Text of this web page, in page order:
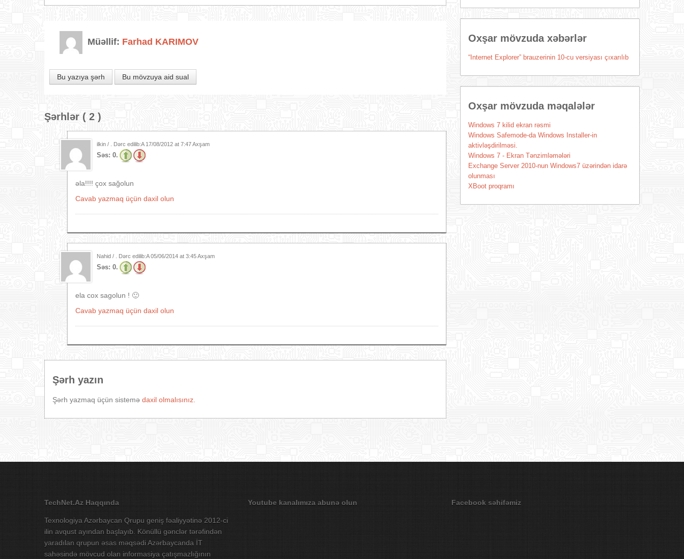
Müəllif: Farhad KARIMOV
Bu yazıya şərh Bu mövzuya aid sual
Şərhlər ( 2 )
ilkin / . Dərc edilib:A 17/08/2012 at 7:47 Axşam
Səs: 0.
əla!!!! çox sağolun
Cavab yazmaq üçün daxil olun
Nahid / . Dərc edilib:A05/06/2014 at 3:45 Axşam
Səs: 0.
ela cox sagolun ! 🙂
Cavab yazmaq üçün daxil olun
Şərh yazın
Şərh yazmaq üçün sistemə daxil olmalısınız.
Oxşar mövzuda xəbərlər
“Internet Explorer” brauzerinin 10-cu versiyası çıxarılıb
Oxşar mövzuda məqalələr
Windows 7 kilid ekran rəsmi
Windows Safemode-da Windows Installer-in
aktivləşdirilməsi.
Windows 7 - Ekran Tənzimləmələri
Exchange Server 2010-nun Windows7 üzərindən idarə
olunması
XBoot proqramı
TechNet.Az Haqqında
Texnologiya Azərbaycan Qrupu geniş fəaliyyətinə 2012-ci
ilin avqust ayından başlayıb. Könüllü gənclər tərəfindən
yaradılan qrupun əsas məqsədi Azərbaycanda İT
sahəsində mövcud olan informasiya çatışmazlığının
Youtube kanalımıza abunə olun Facebook səhifəmiz